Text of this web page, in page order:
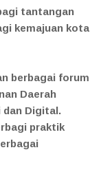
tantangan
kemajuan kota
berbagai forum
Daerah
dan Digital.
praktik